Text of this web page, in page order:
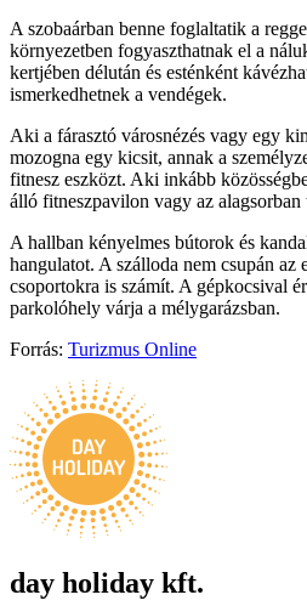
A szobaárban benne foglaltatik a
környezetben fogyaszthatnak el a
kertjében délután és esténként
ismerkedhetnek a vendégek.
Aki a fárasztó városnézés vagy egy
mozogna egy kicsit, annak a
fitnesz eszközt. Aki inkább
álló fitneszpavilon vagy az alagsorban
A hallban kényelmes bútorok és
hangulatot. A szálloda nem csupán az
csoportokra is számít. A gépkocsival
parkolóhely várja a mélygarázsban.
Forrás: Turizmus Online
day holiday kft.